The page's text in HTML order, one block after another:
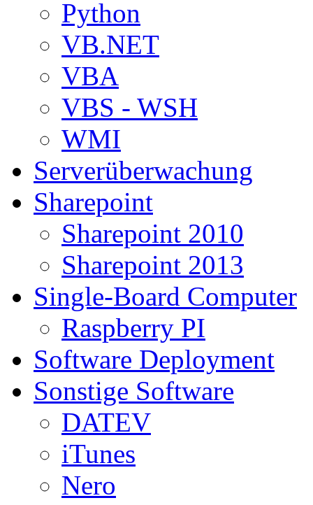
Python
VB.NET
VBA
VBS - WSH
WMI
Serverüberwachung
Sharepoint
Sharepoint 2010
Sharepoint 2013
Single-Board Computer
Raspberry PI
Software Deployment
Sonstige Software
DATEV
iTunes
Nero